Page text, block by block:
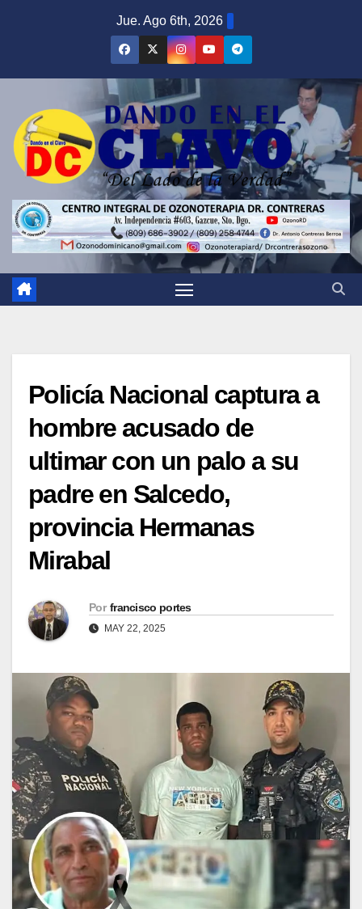
Jue. Ago 6th, 2026
Policía Nacional captura a
hombre acusado de
ultimar con un palo a su
padre en Salcedo,
provincia Hermanas
Mirabal
Por francisco portes
MAY 22, 2025